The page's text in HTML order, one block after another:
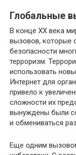
Глобальные
В конце ХХ века
вызовов, которые
безопасности
терроризм.
использовать
Интернет для
привело к
сложности их
вынуждены были
и обмениваться
Еще одним